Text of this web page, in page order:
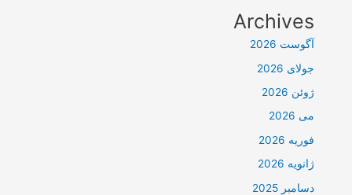
Archives
آگوست 2026
جولای 2026
ژوئن 2026
می 2026
فوریه 2026
ژانویه 2026
دسامبر 2025